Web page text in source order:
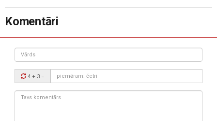
Komentāri
Vārds
Drošības
kods:
4 + 3 =
Tavs